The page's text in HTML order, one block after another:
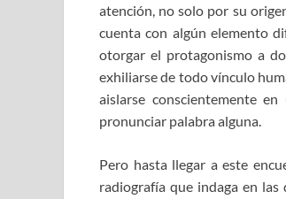
atención, no solo por su
cuenta con algún elemento
otorgar el protagonismo a
exhiliarse de todo vínculo
aislarse conscientemente
pronunciar palabra alguna.
Pero hasta llegar a este
radiografía que indaga en